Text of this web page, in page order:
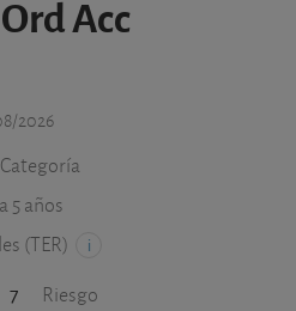
Acc
2026
Categoría
5 años
(TER)
7 Riesgo